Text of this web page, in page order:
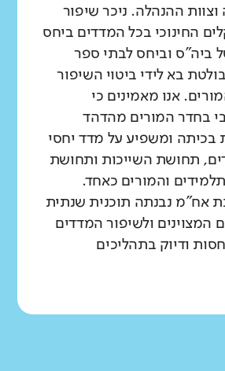
ההנהלה. ניכר שיפור
החינוכי בכל המדדים ביחס
ביה"ס וביחס לבתי ספר
בא לידי ביטוי השיפור
אנו מאמינים כי
בחדר המורים מהדהד
בכיתה ומשפיע על מדד יחסי
תחושת השייכות ותחושת
והמורים כאחד.
אח"מ נבנתה תוכנית שנתית
המצוינים ולשיפור המדדים
ודיוק בתהליכים